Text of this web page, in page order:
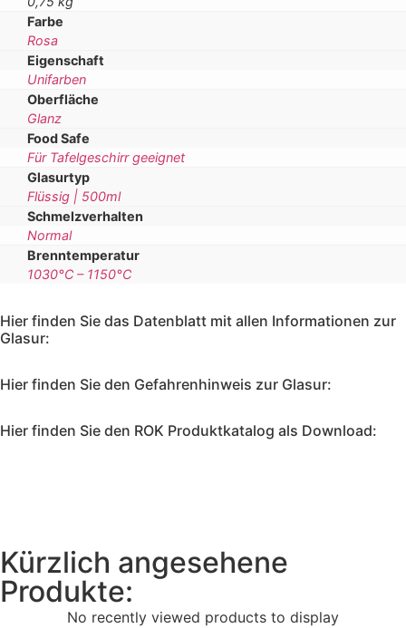
Farbe
Rosa
Eigenschaft
Unifarben
Oberfläche
Glanz
Food Safe
Für Tafelgeschirr geeignet
Glasurtyp
Flüssig | 500ml
Schmelzverhalten
Normal
Brenntemperatur
1030°C – 1150°C
Hier finden Sie das Datenblatt mit allen Informationen zur
Glasur:
Hier finden Sie den Gefahrenhinweis zur Glasur:
Hier finden Sie den ROK Produktkatalog als Download:
Kürzlich angesehene
Produkte:
No recently viewed products to display